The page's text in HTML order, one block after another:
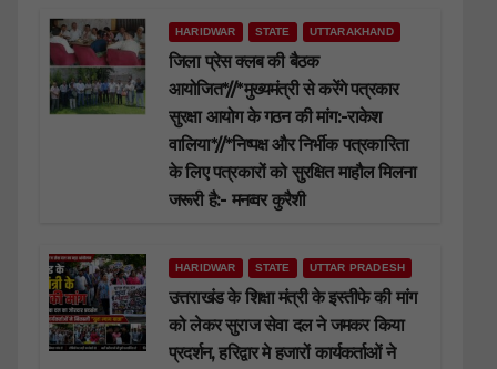
HARIDWAR STATE UTTARAKHAND
जिला प्रेस क्लब की बैठक
आयोजित*//*मुख्यमंत्री से करेंगे पत्रकार
सुरक्षा आयोग के गठन की मांग:-राकेश
वालिया*//*निष्पक्ष और निर्भीक पत्रकारिता
के लिए पत्रकारों को सुरक्षित माहौल मिलना
जरूरी है:- मनव्वर कुरैशी
HARIDWAR STATE UTTAR PRADESH
उत्तराखंड के शिक्षा मंत्री के इस्तीफे की मांग
को लेकर सुराज सेवा दल ने जमकर किया
प्रदर्शन, हरिद्वार मे हजारों कार्यकर्ताओं ने